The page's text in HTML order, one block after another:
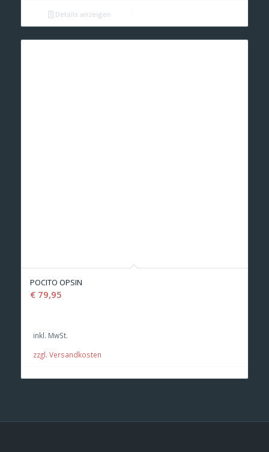
Details anzeigen
POCITO OPSIN
€79,95
inkl. MwSt.
zzgl. Versandkosten